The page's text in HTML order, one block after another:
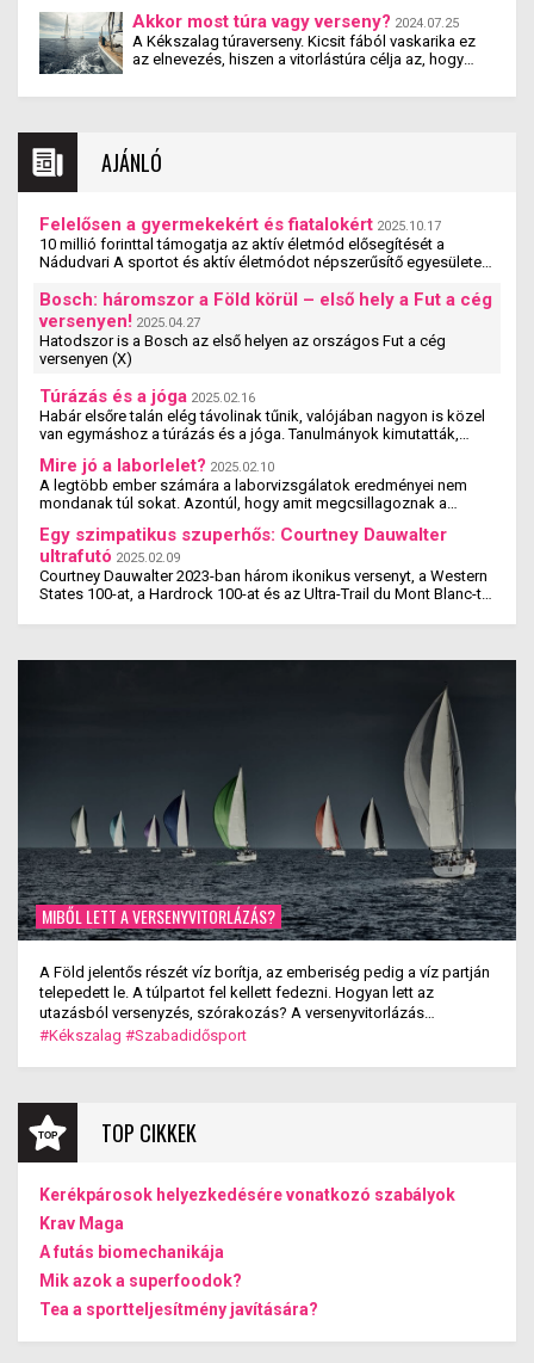
strandon zárhatjuk a túrát. Vízparti túratippek mindig
jól jönnek!
Akkor most túra vagy verseny? 2024.07.25
A Kékszalag túraverseny. Kicsit fából vaskarika ez
az elnevezés, hiszen a vitorlástúra célja az, hogy
barátainkkal élvezzük a vitorlázást és új
vagy saját magát és jobban teljesítsen, mint
korábban. A mezőny legnagyobb részének így a
AJÁNLÓ
Felelősen a gyermekekért és fiatalokért 2025.10.17
10 millió forinttal támogatja az aktív életmód elősegítését a
Nádudvari A sportot és aktív életmódot népszerűsítő egyesületek,
Bosch: háromszor a Föld körül – első hely a Fut a cég
versenyen! 2025.04.27
Hatodszor is a Bosch az első helyen az országos Fut a cég
versenyen (X)
Túrázás és a jóga 2025.02.16
Habár elsőre talán elég távolinak tűnik, valójában nagyon is közel
van egymáshoz a túrázás és a jóga. Tanulmányok kimutatták,
Mire jó a laborlelet? 2025.02.10
A legtöbb ember számára a laborvizsgálatok eredményei nem
mondanak túl sokat. Azontúl, hogy amit megcsillagoznak a
Egy szimpatikus szuperhős: Courtney Dauwalter
ultrafutó 2025.02.09
Courtney Dauwalter 2023-ban három ikonikus versenyt, a Western
States 100-at, a Hardrock 100-at és az Ultra-Trail du Mont Blanc-t
MIBŐL LETT A VERSENYVITORLÁZÁS?
A Föld jelentős részét víz borítja, az emberiség pedig a víz partján
telepedett le. A túlpartot fel kellett fedezni. Hogyan lett az
utazásból versenyzés, szórakozás? A versenyvitorlázás
kialakulása.
#Kékszalag #Szabadidősport
TOP CIKKEK
Kerékpárosok helyezkedésére vonatkozó szabályok
Krav Maga
A futás biomechanikája
Mik azok a superfoodok?
Tea a sportteljesítmény javítására?